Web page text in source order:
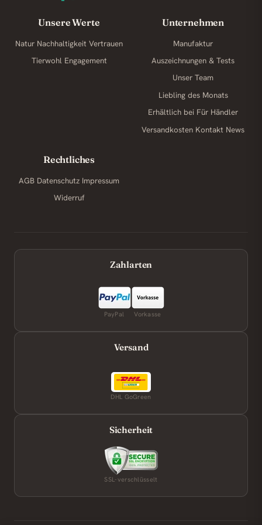
Unsere Werte
Natur Nachhaltigkeit Vertrauen
Tierwohl Engagement
Unternehmen
Manufaktur
Auszeichnungen & Tests
Unser Team
Liebling des Monats
Erhältlich bei Für Händler
Versandkosten Kontakt News
Rechtliches
AGB Datenschutz Impressum
Widerruf
Zahlarten
PayPal Vorkasse
Versand
DHL GoGreen
Sicherheit
SSL-verschlüsselt